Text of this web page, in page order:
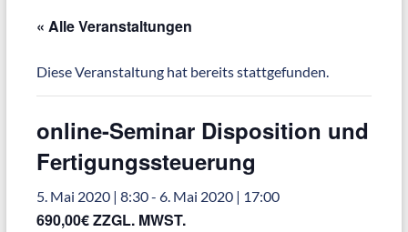
« Alle Veranstaltungen
Diese Veranstaltung hat bereits stattgefunden.
online-Seminar Disposition und
Fertigungssteuerung
5. Mai 2020 | 8:30- 6. Mai 2020 | 17:00
690,00€ ZZGL. MWST.